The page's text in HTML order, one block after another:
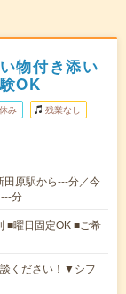
物付き添い
OK
み 残業なし
原駅から---分／今
分
■曜日固定OK ■ご希
談ください！▼シフ